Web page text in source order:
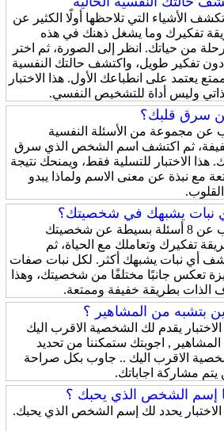
الأشياء التي تلاحظها أولًا الكثير عن
تفكيرك وما يشغل ذهنك في هذه
من حياتك. انظر إلى الصورة، ثم اختر
تفكير طويل، واكتشف حالتك النفسية
يعتمد على انطباعك الأول. هذا الاختبار
وليس أداة للتشخيص النفسي.
سرق قلبك؟
عن مجموعة من الأسئلة النفسية
ثم اكتشف اسم الشخص الذي سرق
هذا الاختبار للتسلية فقط، ويمنحك نتيجة
مع نبذة عن معنى الاسم ولماذا يبدو
نبات يشبهك في شخصيتك؟
أجب عن 8 أسئلة بسيطة عن شخصيتك
تفكيرك وتعاملك مع الحياة، ثم
أي نبات يشبهك أكثر. لكل نبات صفات
تعكس جانبًا مختلفًا من شخصيتك، وهذا
الذات بطريقة خفيفة وممتعة.
بتشبه من المشاهير ؟
الاختبار يقدم لك الشخصية الاقرب اليك
, اجوبتك ستمكننا من تحديد
الاقرب اليك .. جاوب بكل صراحة
يتم مشاركة اجاباتك.
إسم الشخص الذي يحبك ؟
الاختبار يحدد لك إسم الشخص الذي يحبك.